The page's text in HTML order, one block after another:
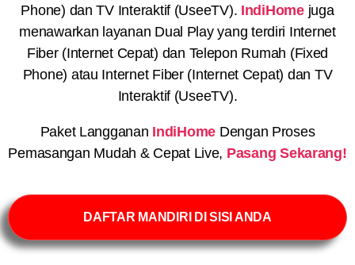
Phone) dan TV Interaktif (UseeTV). IndiHomejuga
menawarkan layanan Dual Play yang terdiri Internet
Fiber (Internet Cepat) dan Telepon Rumah (Fixed
Phone) atau Internet Fiber (Internet Cepat) dan TV
Interaktif (UseeTV).
Paket Langganan IndiHome Dengan Proses
Pemasangan Mudah & Cepat Live, Pasang Sekarang!
DAFTAR MANDIRI DI SISI ANDA